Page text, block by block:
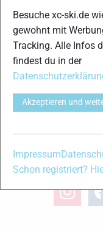
wissen solltest.
ObSkilanglauf-
immer ein offenes
das
Kontaktformular
Partner
xc-ski.de in
Besuche xc-ski.de
gewohnt mit
Tracking. Alle Infos
findest du in der
Akzeptieren und
Impressum
Schon registriert?